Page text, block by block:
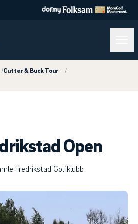
/Cutter & Buck Tour
/
Open
Fredrikstad Golfklubb